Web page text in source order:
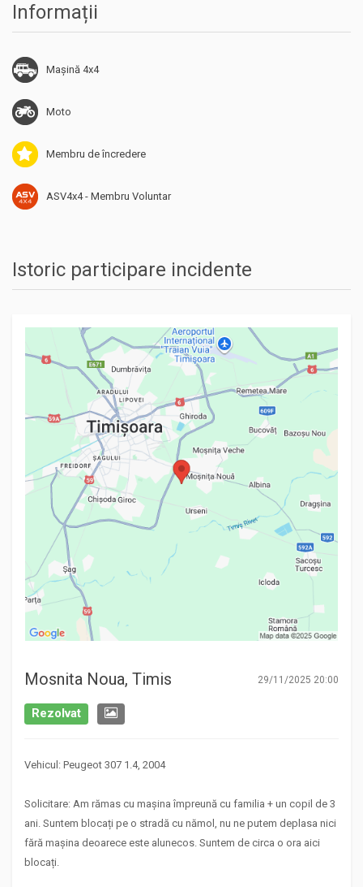
Informații
Mașină 4x4
Moto
Membru de încredere
ASV4x4 - Membru Voluntar
Istoric participare incidente
Mosnita Noua, Timis 29/11/2025 20:00
Rezolvat
Vehicul: Peugeot 307 1.4, 2004
Solicitare: Am rămas cu mașina împreună cu familia + un copil de 3
ani. Suntem blocați pe o stradă cu nămol, nu ne putem deplasa nici
fără mașina deoarece este alunecos. Suntem de circa o ora aici
blocați.